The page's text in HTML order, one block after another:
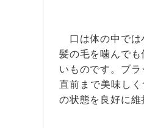
口は体の中では
髪の毛を噛んで
いものです。ブ
直前まで美味し
の状態を良好に維